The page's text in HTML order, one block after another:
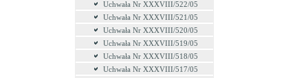
Uchwała Nr XXXVIII/522/05
Uchwała Nr XXXVIII/521/05
Uchwała Nr XXXVIII/520/05
Uchwała Nr XXXVIII/519/05
Uchwała Nr XXXVIII/518/05
Uchwała Nr XXXVIII/517/05